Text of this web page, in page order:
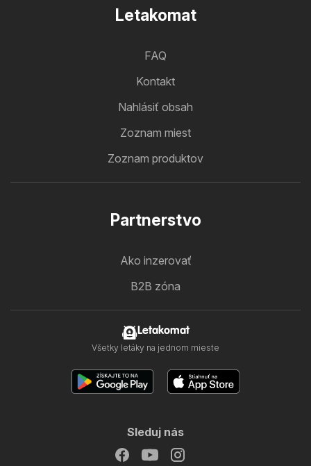
Letakomat
FAQ
Kontakt
Nahlásiť obsah
Zoznam miest
Zoznam produktov
Partnerstvo
Ako inzerovať
B2B zóna
Letakomat
Všetky letáky na jednom mieste
Sleduj nás